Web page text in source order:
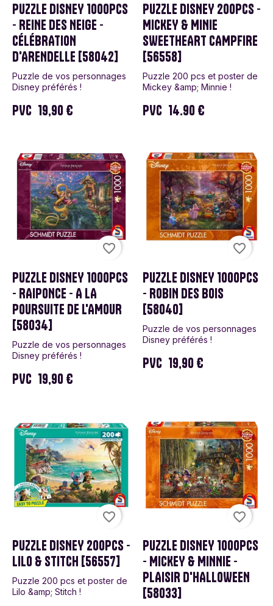
PUZZLE DISNEY 1000PCS
- REINE DES NEIGE -
CÉLÉBRATION
D'ARENDELLE [58042]
Puzzle de vos personnages
Disney préférés !
PVC 19,90 €
PUZZLE DISNEY 200PCS -
MICKEY & MINIE
SWEETHEART CAMPFIRE
[56558]
Puzzle 200 pcs et poster de
Mickey &amp; Minnie !
PVC 14.90 €
PUZZLE DISNEY 1000PCS
- RAIPONCE - A LA
POURSUITE DE L'AMOUR
[58034]
Puzzle de vos personnages
Disney préférés !
PVC 19,90 €
favorite_border
PUZZLE DISNEY 1000PCS
- ROBIN DES BOIS
[58040]
Puzzle de vos personnages
Disney préférés !
PVC 19,90 €
favorite_border
PUZZLE DISNEY 200PCS -
LILO & STITCH [56557]
Puzzle 200 pcs et poster de
Lilo &amp; Stitch !
favorite_border
PUZZLE DISNEY 1000PCS
- MICKEY & MINNIE -
PLAISIR D'HALLOWEEN
[58033]
favorite_border